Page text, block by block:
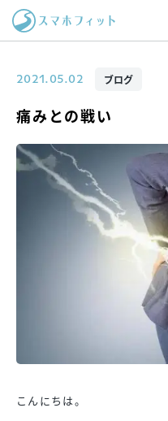
2021.05.02 ブログ
痛みとの戦い
こんにちは。